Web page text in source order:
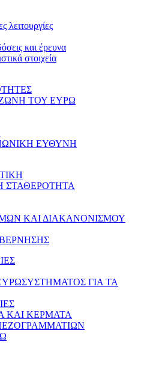
λειτουργίες
και έρευνα
στοιχεία
ΤΟΥ ΕΥΡΩ
ΕΥΘΥΝΗ
ΣΤΑΘΕΡΟΤΗΤΑ
ΚΑΙ ΔΙΑΚΑΝΟΝΙΣΜΟΥ
ΓΙΑ ΤΑ
ΚΑΙ ΚΕΡΜΑΤΑ